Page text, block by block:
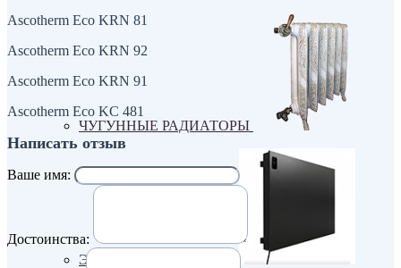
ЧУГУННЫЕ РАДИАТОРЫ
ЭЛЕКТРО РАДИАТОРЫ
Ascotherm Eco KRN 81
Ascotherm Eco KRN 92
Ascotherm Eco KRN 91
Ascotherm Eco KC 481
Написать отзыв
Ваше имя:
Достоинства: